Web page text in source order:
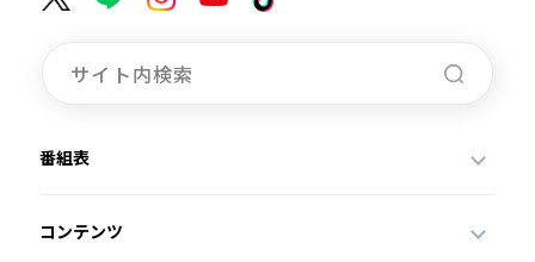
番組表
コンテンツ